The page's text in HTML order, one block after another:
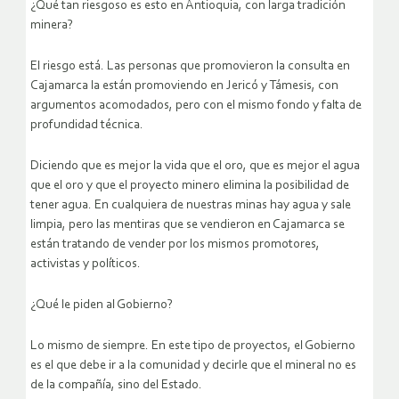
¿Qué tan riesgoso es esto en Antioquia, con larga tradición
minera?
El riesgo está. Las personas que promovieron la consulta en
Cajamarca la están promoviendo en Jericó y Támesis, con
argumentos acomodados, pero con el mismo fondo y falta de
profundidad técnica.
Diciendo que es mejor la vida que el oro, que es mejor el agua
que el oro y que el proyecto minero elimina la posibilidad de
tener agua. En cualquiera de nuestras minas hay agua y sale
limpia, pero las mentiras que se vendieron en Cajamarca se
están tratando de vender por los mismos promotores,
activistas y políticos.
¿Qué le piden al Gobierno?
Lo mismo de siempre. En este tipo de proyectos, el Gobierno
es el que debe ir a la comunidad y decirle que el mineral no es
de la compañía, sino del Estado.